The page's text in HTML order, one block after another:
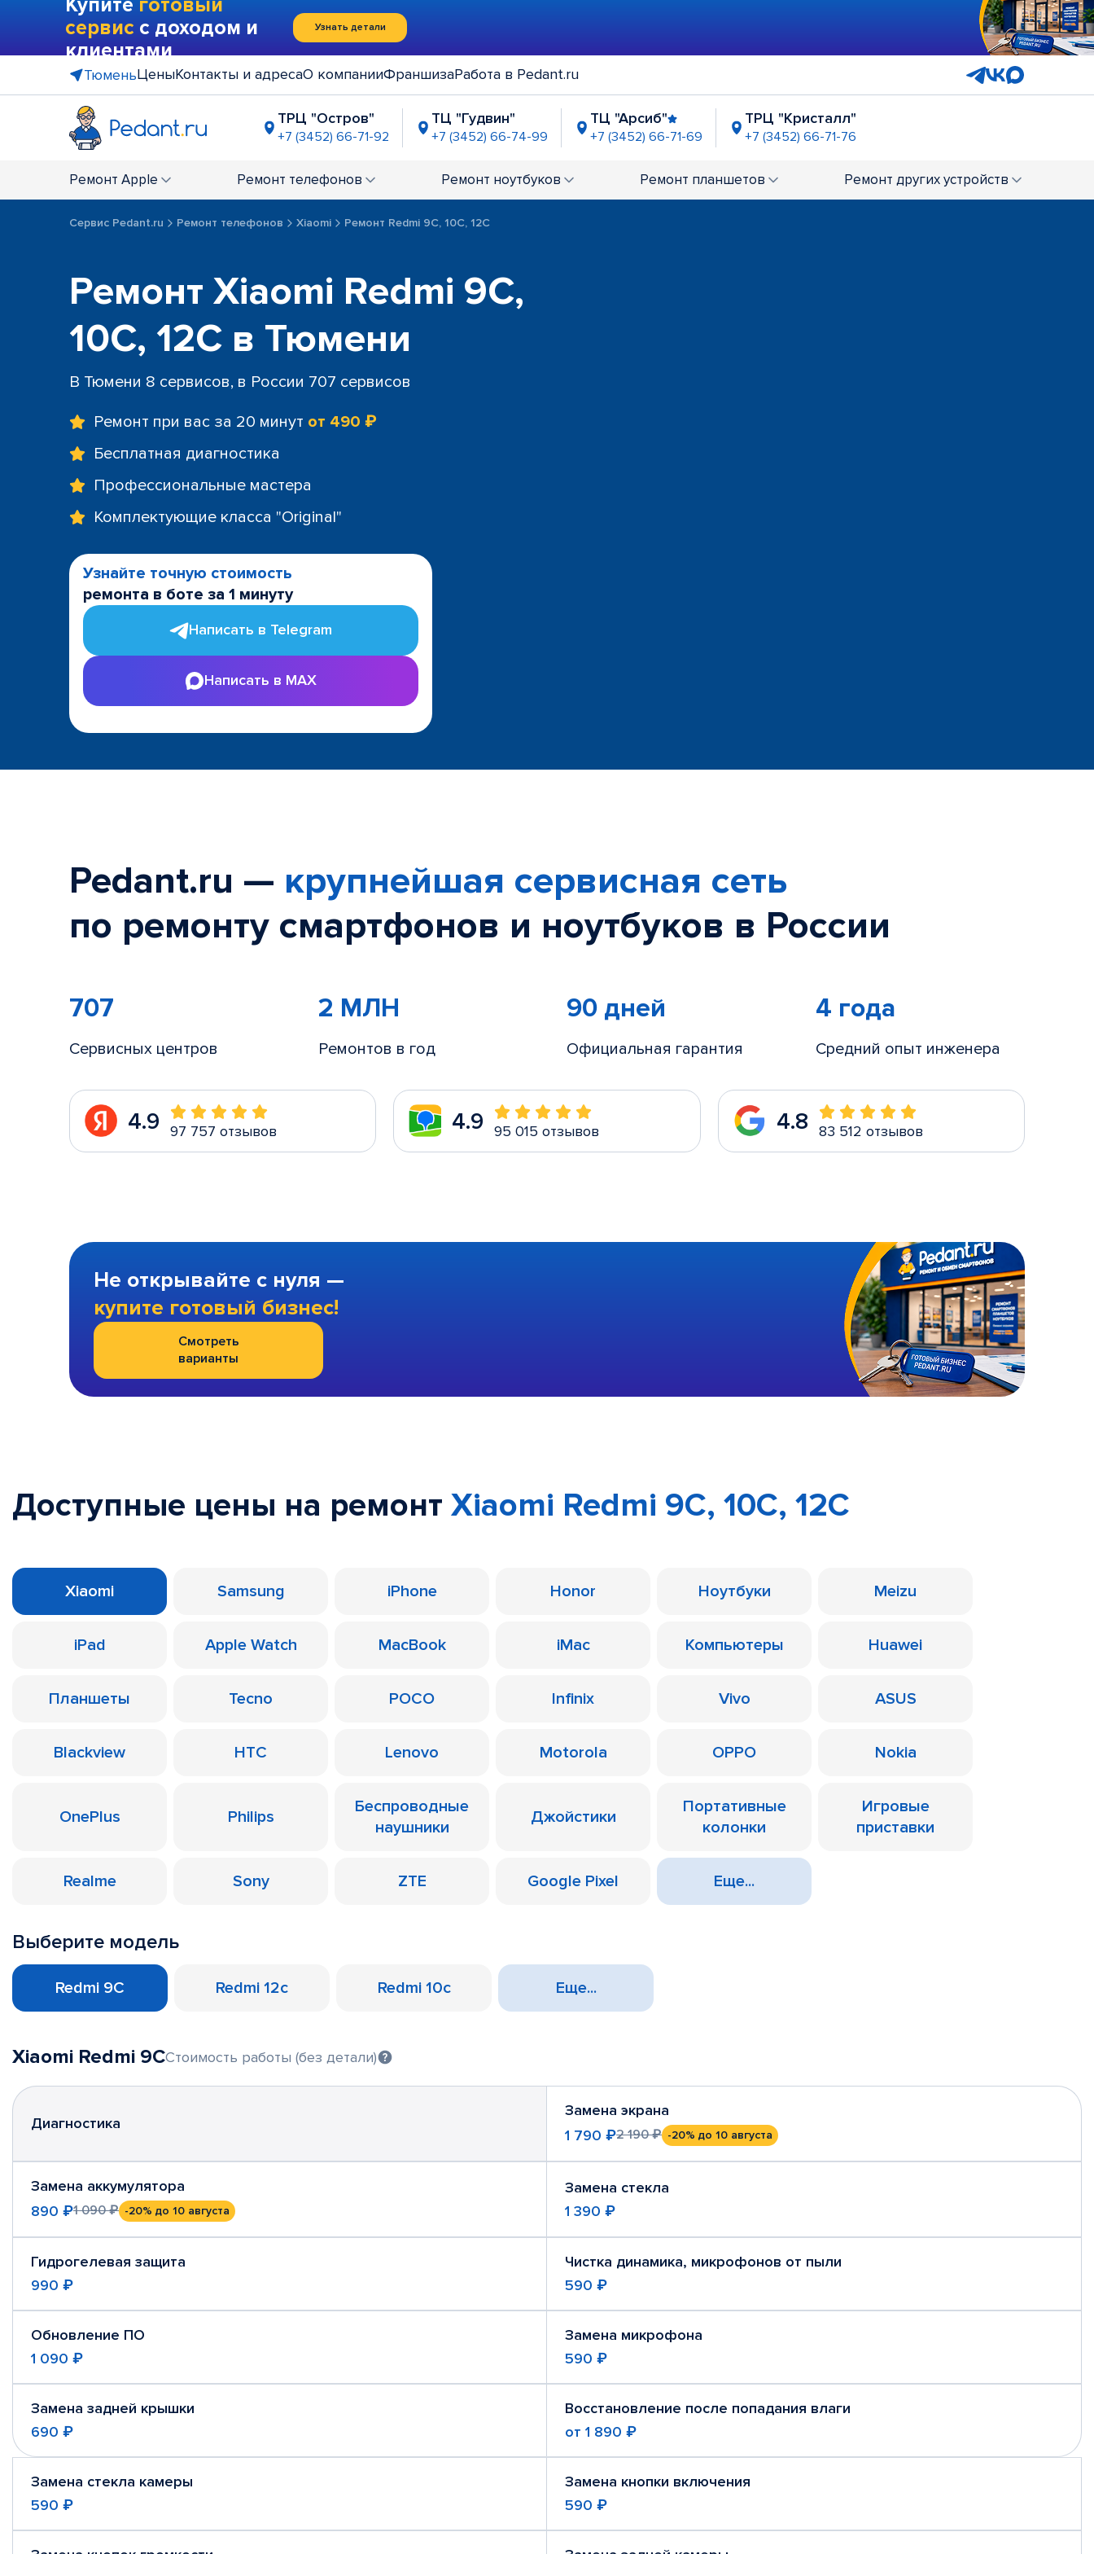
Купите готовый
сервис с доходом и
клиентами
Узнать детали
ТюменьЦеныКонтакты и адресаО компанииФраншизаРабота в Pedant.ru
ТРЦ "Остров"
+7 (3452) 66-71-92
ТЦ "Гудвин"
+7 (3452) 66-74-99
ТЦ "Арсиб"
+7 (3452) 66-71-69
ТРЦ "Кристалл"
+7 (3452) 66-71-76
+7 (3452) 39-72-87 +7 (3452) 66-71-82 +7 (345) 221-53-61
ост. "Магазин Океан"
Закрыт по тех. причинам
Ремонт Apple Ремонт телефонов Ремонт ноутбуков Ремонт планшетов Ремонт других устройств
Сервис Pedant.ru Ремонт телефонов Xiaomi Ремонт Redmi 9C, 10C, 12C
Ремонт Xiaomi Redmi 9C,
10C, 12C в Тюмени
В Тюмени 8 сервисов, в России 707 сервисов
Ремонт при вас за 20 минут от 490 ₽
Бесплатная диагностика
Профессиональные мастера
Комплектующие класса "Original"
Узнайте точную стоимость
ремонта в боте за 1 минуту
Написать в Telegram
Написать в MAX
Pedant.ru — крупнейшая сервисная сеть
по ремонту смартфонов и ноутбуков в России
707
Сервисных центров
2 МЛН
Ремонтов в год
90 дней
Официальная гарантия
4 года
Средний опыт инженера
4.9 97 757 отзывов 4.9 95 015 отзывов 4.8 83 512 отзывов
Не открывайте с нуля —
купите готовый бизнес!
Смотреть
варианты
Доступные цены на ремонт Xiaomi Redmi 9C, 10C, 12C
Xiaomi Samsung iPhone Honor Ноутбуки Meizu
iPad Apple Watch MacBook iMac Компьютеры Huawei
Планшеты Tecno POCO Infinix Vivo ASUS
Blackview HTC Lenovo Motorola OPPO Nokia
OnePlus Philips
Беспроводные
наушники
Джойстики
Портативные
колонки
Игровые
приставки
Realme Sony ZTE Google Pixel Еще...
Выберите модель
Redmi 9C Redmi 12c Redmi 10c Еще...
Xiaomi Redmi 9CСтоимость работы (без детали)
Диагностика
Замена экрана
1 790 ₽2 190 ₽ -20% до 10 августа
Замена аккумулятора
890 ₽1 090 ₽ -20% до 10 августа
Замена стекла
1 390 ₽
Гидрогелевая защита
990 ₽
Чистка динамика, микрофонов от пыли
590 ₽
Обновление ПО
1 090 ₽
Замена микрофона
590 ₽
Замена задней крышки
690 ₽
Восстановление после попадания влаги
от 1 890 ₽
Замена стекла камеры
590 ₽
Замена кнопки включения
590 ₽